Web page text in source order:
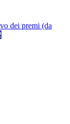
dei premi (da